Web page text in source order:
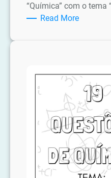
“Química” com o tema
Read More:
de
Química
–
à
Química
Orgânica